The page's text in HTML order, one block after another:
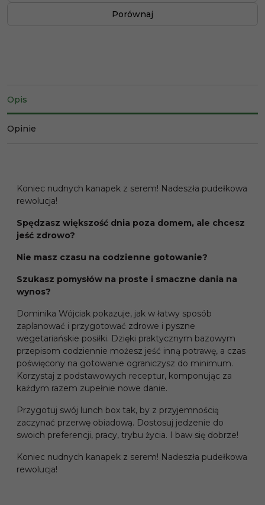
Porównaj
Opis
Opinie
Koniec nudnych kanapek z serem! Nadeszła pudełkowa
rewolucja!
Spędzasz większość dnia poza domem, ale chcesz
jeść zdrowo?
Nie masz czasu na codzienne gotowanie?
Szukasz pomysłów na proste i smaczne dania na
wynos?
Dominika Wójciak pokazuje, jak w łatwy sposób
zaplanować i przygotować zdrowe i pyszne
wegetariańskie posiłki. Dzięki praktycznym bazowym
przepisom codziennie możesz jeść inną potrawę, a czas
poświęcony na gotowanie ograniczysz do minimum.
Korzystaj z podstawowych receptur, komponując za
każdym razem zupełnie nowe danie.
Przygotuj swój lunch box tak, by z przyjemnością
zaczynać przerwę obiadową. Dostosuj jedzenie do
swoich preferencji, pracy, trybu życia. I baw się dobrze!
Koniec nudnych kanapek z serem! Nadeszła pudełkowa
rewolucja!